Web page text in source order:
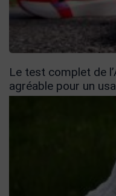
Le test complet de
agréable pour un